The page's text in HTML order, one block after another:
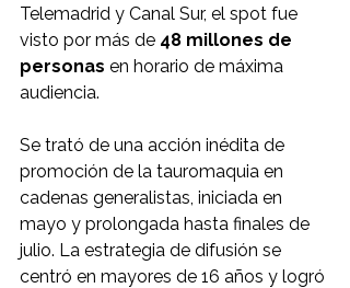
Telemadrid y Canal Sur, el spot fue
visto por más de 48 millones de
personas en horario de máxima
audiencia.
Se trató de una acción inédita de
promoción de la tauromaquia en
cadenas generalistas, iniciada en
mayo y prolongada hasta finales de
julio. La estrategia de difusión se
centró en mayores de 16 años y logró